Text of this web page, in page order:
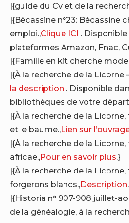
|{guide du Cv et de la
|{Bécassine n°23: Bécassine
emploi.,Clique ICI . Disponible
plateformes Amazon, Fnac,
|{Famille en kit cherche mode
|{À la recherche de la Licorne
la description . Disponible
bibliothèques de votre
|{À la recherche de la Licorne,
et le baume.,Lien sur
|{À la recherche de la Licorne,
africae.,Pour en savoir plus.}
|{À la recherche de la Licorne,
forgerons blancs.,Description
|{Historia n° 907-908 juillet-
de la généalogie, à la